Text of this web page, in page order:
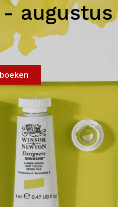
augustus